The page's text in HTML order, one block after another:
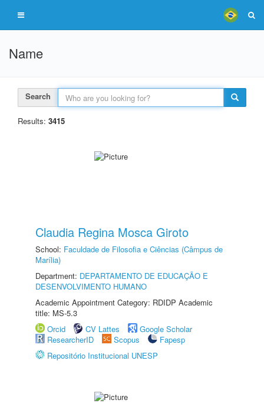
Name
Search
Results: 3415
Claudia Regina Mosca Giroto
School: Faculdade de Filosofia e Ciências (Câmpus de
Marília)
Department: DEPARTAMENTO DE EDUCAÇÃO E
DESENVOLVIMENTO HUMANO
Academic Appointment Category: RDIDP Academic
title: MS-5.3
Orcid
CV Lattes
Google Scholar
ResearcherID
Scopus
Fapesp
Repositório Institucional UNESP